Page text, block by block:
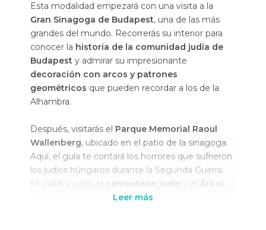
Esta modalidad empezará con una visita a la
Gran Sinagoga de Budapest, una de las más
grandes del mundo. Recorrerás su interior para
conocer la historia de la comunidad judía de
Budapest y admirar su impresionante
decoración con arcos y patrones
geométricos que pueden recordar a los de la
Alhambra.
Después, visitarás el Parque Memorial Raoul
Wallenberg, ubicado en el patio de la sinagoga.
Aquí, el guía te contará los horrores que sufrieron
los judíos húngaros durante la Segunda Guerra
Mundial y verás el cementerio judío y el Árbol
, una emotiva escultura de un sauce
Leer más